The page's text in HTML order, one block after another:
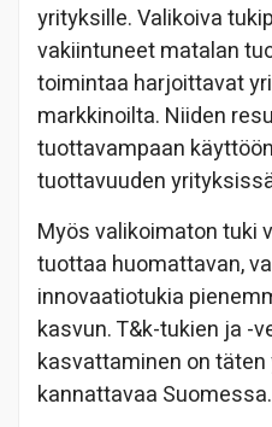
yrityksille. Valikoiva
vakiintuneet matalan
toimintaa harjoittavat
markkinoilta. Niiden
tuottavampaan
tuottavuuden
Myös valikoimaton tuki
tuottaa huomattavan,
innovaatiotukia
kasvun. T&k-tukien ja -
kasvattaminen on
kannattavaa Suomessa.